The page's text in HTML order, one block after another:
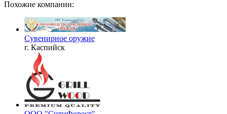
Похожие компании:
Сувенирное оружие
г. Каспийск